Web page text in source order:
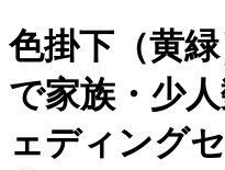
色掛下（黄
で家族・少
ェディング